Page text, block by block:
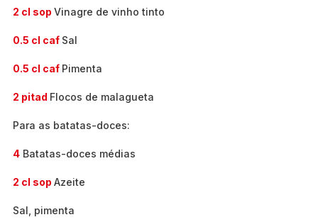
2 cl sop Vinagre de vinho tinto
0.5 cl caf Sal
0.5 cl caf Pimenta
2 pitad Flocos de malagueta
Para as batatas-doces:
4 Batatas-doces médias
2 cl sop Azeite
Sal, pimenta